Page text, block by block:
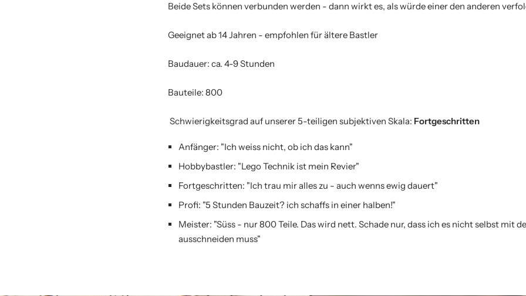
Beide Sets können verbunden werden - dann wirkt es, als würde einer den anderen
Geeignet ab 14 Jahren - empfohlen für ältere Bastler
Baudauer: ca. 4-9 Stunden
Bauteile: 800
Schwierigkeitsgrad auf unserer 5-teiligen subjektiven Skala: Fortgeschritten
Anfänger: "Ich weiss nicht, ob ich das kann"
Hobbybastler: "Lego Technik ist mein Revier"
Fortgeschritten: "Ich trau mir alles zu - auch wenns ewig dauert"
Profi: "5 Stunden Bauzeit? ich schaffs in einer halben!"
Meister: "Süss - nur 800 Teile. Das wird nett. Schade nur, dass ich es nicht selbst mit
ausschneiden muss"